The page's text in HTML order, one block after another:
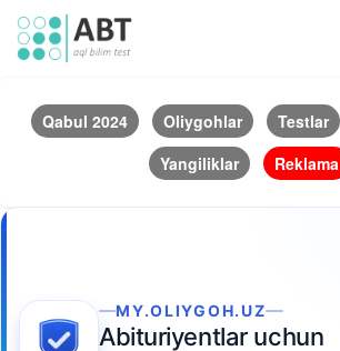
Qabul 2024 Oliygohlar Testlar
Yangiliklar
Reklama
MY.OLIYGOH.UZ
Abituriyentlar uchun